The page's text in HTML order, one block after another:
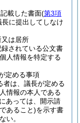
載した書面(第3項
長に提出してしなけ
は居所
されている公文書
人情報を特定する
定める事項
者は、議長が定める
情報の本人である
あっては、開示請
あること)を示す書
い。